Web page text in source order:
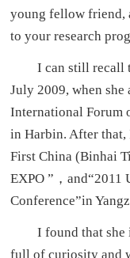
young fellow friend,
to your research
I can still recall
July 2009, when she
International Forum
in Harbin. After that,
First China (Binhai
EXPO ”，and“2011
Conference”in
I found that she
full of curiosity and